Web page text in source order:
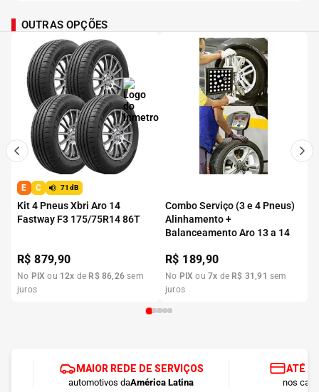
OUTRAS OPÇÕES
E C 71dB
Kit 4 Pneus Xbri Aro 14
Fastway F3 175/75R14 86T
R$879,90
No PIX ou 12x de R$ 86,26 sem
juros
Combo Serviço (3 e 4 Pneus)
Alinhamento +
Balanceamento Aro 13 a 14
R$ 189,90
No PIX ou7x de R$ 31 ,91 sem
juros
MAIOR REDE DE SERVIÇOS
automotivos daAmérica Latina
ATÉ
nos